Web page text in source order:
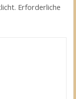
Erforderliche